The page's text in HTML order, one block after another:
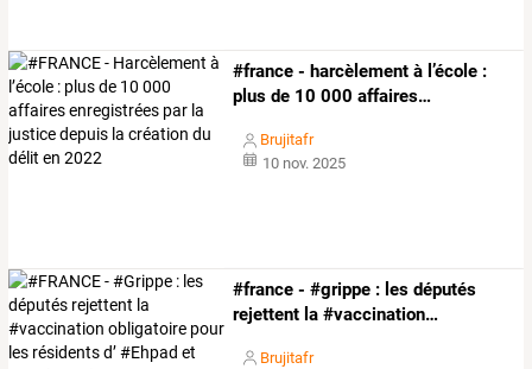
#france - harcèlement à l’école :
plus de 10 000 affaires…
Brujitafr
10 nov. 2025
#france - #grippe : les députés
rejettent la #vaccination…
Brujitafr